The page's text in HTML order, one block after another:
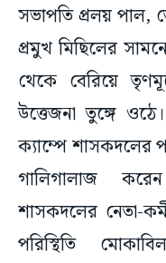
সভাপতি প্রলয় পাল,
প্রমুখ মিছিলের
থেকে বেরিয়ে
উত্তেজনা তুঙ্গে
ক্যাম্পে শাসকদলের
গালিগালাজ
শাসকদলের নেতা-
পরিস্থিতি